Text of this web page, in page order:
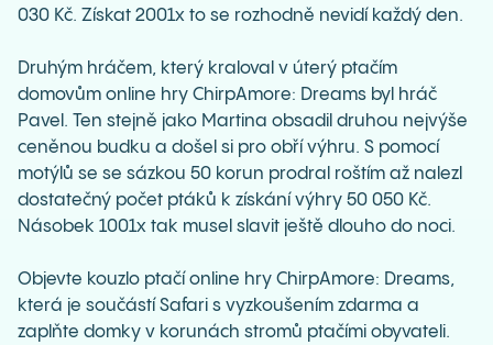
030 Kč. Získat 2001x to se rozhodně nevidí každý den.
Druhým hráčem, který kraloval v úterý ptačím
domovům online hry ChirpAmore: Dreams byl hráč
Pavel. Ten stejně jako Martina obsadil druhou nejvýše
ceněnou budku a došel si pro obří výhru. S pomocí
motýlů se se sázkou 50 korun prodral roštím až nalezl
dostatečný počet ptáků k získání výhry 50 050 Kč.
Násobek 1001x tak musel slavit ještě dlouho do noci.
Objevte kouzlo ptačí online hry ChirpAmore: Dreams,
která je součástí Safari s vyzkoušením zdarma a
zaplňte domky v korunách stromů ptačími obyvateli.